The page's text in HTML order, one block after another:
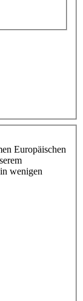
Europäischen
wenigen